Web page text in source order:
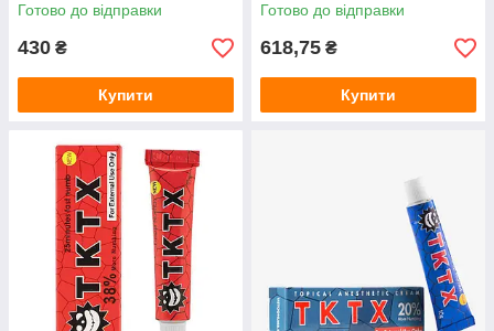
Готово до відправки
430 ₴
Купити
Готово до відправки
618,75 ₴
Купити